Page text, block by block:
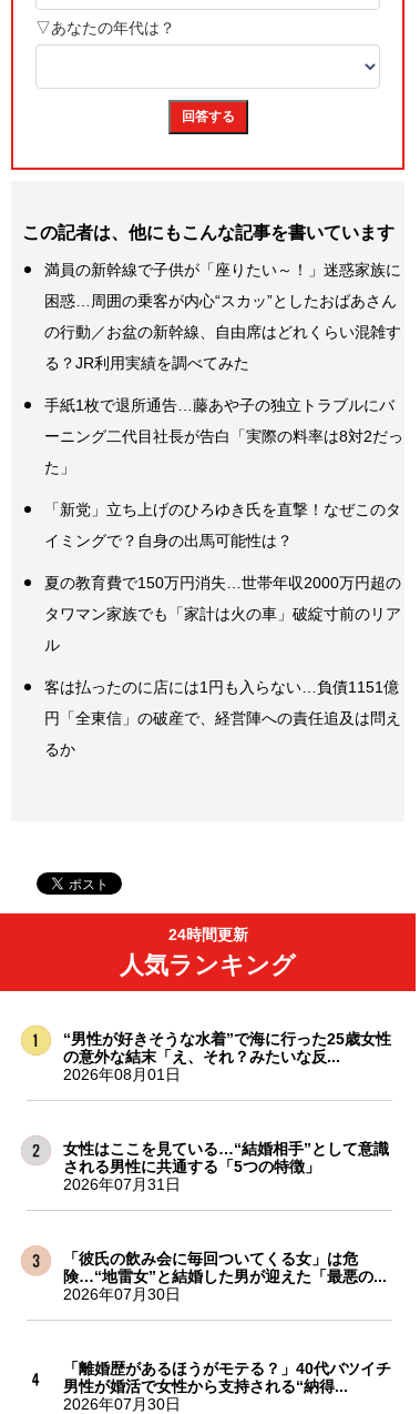
この記者は、他にもこんな記事を書いています
満員の新幹線で子供が「座りたい～！」迷惑家族に
困惑…周囲の乗客が内心“スカッ”としたおばあさん
の行動／お盆の新幹線、自由席はどれくらい混雑す
る？JR利用実績を調べてみた
手紙1枚で退所通告…藤あや子の独立トラブルにバ
ーニング二代目社長が告白「実際の料率は8対2だっ
た」
「新党」立ち上げのひろゆき氏を直撃！なぜこのタ
イミングで？自身の出馬可能性は？
夏の教育費で150万円消失…世帯年収2000万円超の
タワマン家族でも「家計は火の車」破綻寸前のリア
ル
客は払ったのに店には1円も入らない…負債1151億
円「全東信」の破産で、経営陣への責任追及は問え
るか
24時間更新
人気ランキング
“男性が好きそうな水着”で海に行った25歳女性
の意外な結末「え、それ？みたいな反...
2026年08月01日
女性はここを見ている…“結婚相手”として意識
される男性に共通する「5つの特徴」
2026年07月31日
「彼氏の飲み会に毎回ついてくる女」は危
険…“地雷女”と結婚した男が迎えた「最悪の...
2026年07月30日
「離婚歴があるほうがモテる？」40代バツイチ
男性が婚活で女性から支持される“納得...
2026年07月30日